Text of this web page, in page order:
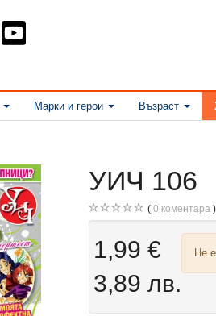
Марки и герои Възраст
УИЧ 106
0 коментара
1,99 €
3,89 лв.
Не